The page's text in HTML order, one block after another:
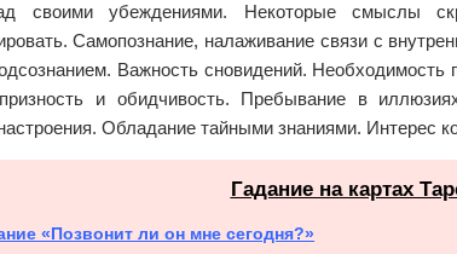
своими убеждениями. Некоторые смыслы
Самопознание, налаживание связи с
Важность сновидений.
и обидчивость. Пребывание в
Обладание тайными знаниями. Интерес
Гадание на картах
«Позвонит ли он мне сегодня?»